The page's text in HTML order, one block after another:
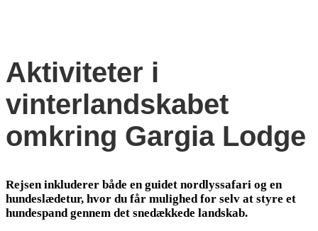
Aktiviteter i
vinterlandskabet
omkring Gargia Lodge
Rejsen inkluderer både en guidet nordlyssafari og en
hundeslædetur, hvor du får mulighed for selv at styre et
hundespand gennem det snedækkede landskab.